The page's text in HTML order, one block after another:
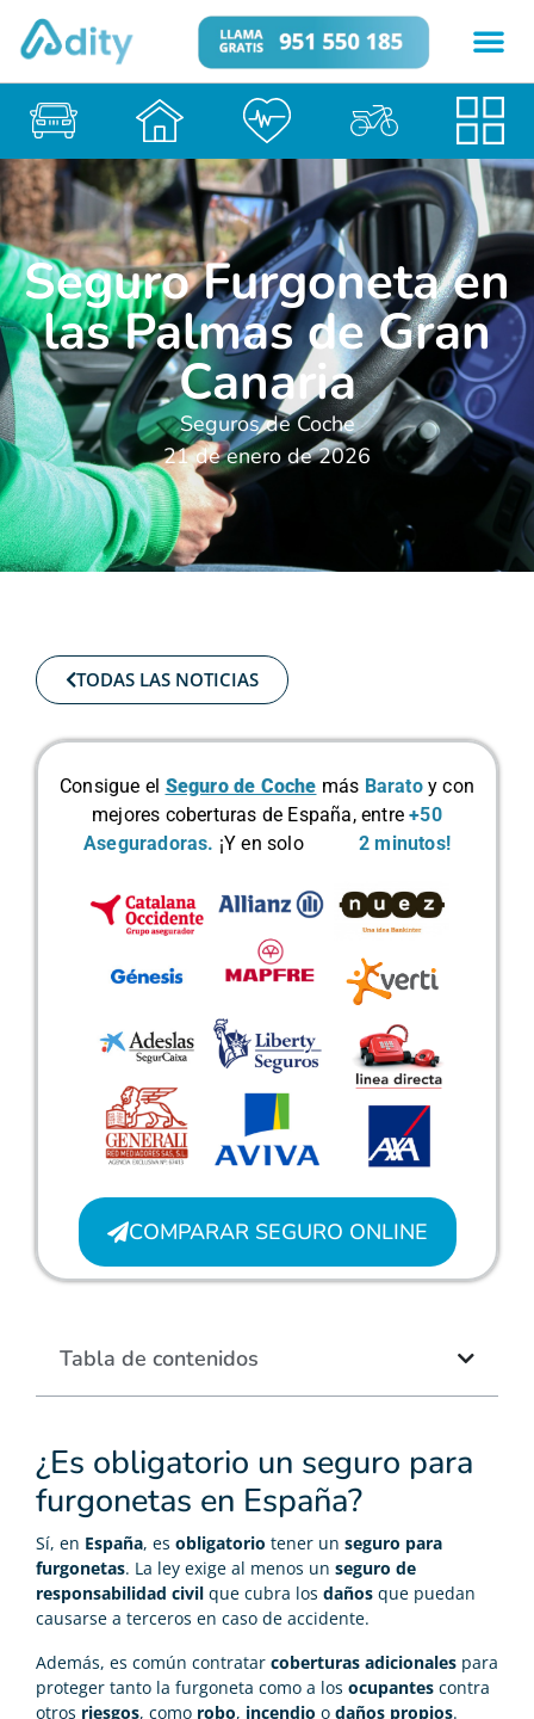
Seguro Furgoneta en
las Palmas de Gran
Canaria
Seguros de Coche
21 de enero de 2026
¿Es obligatorio un seguro para
furgonetas en España?
Sí, en España, es obligatorio tener un seguro para
furgonetas. La ley exige al menos un seguro de
responsabilidad civil que cubra los daños que puedan
causarse a terceros en caso de accidente.
Además, es común contratar coberturas adicionales para
proteger tanto la furgoneta como a los ocupantes contra
otros riesgos, como robo, incendio o daños propios.
TODAS LAS NOTICIAS
Consigue el Seguro de Coche más Baratoy con
mejores coberturas de España, entre+50
Aseguradoras. ¡Y en solo 2 minutos!
COMPARAR SEGURO ONLINE
Tabla de contenidos